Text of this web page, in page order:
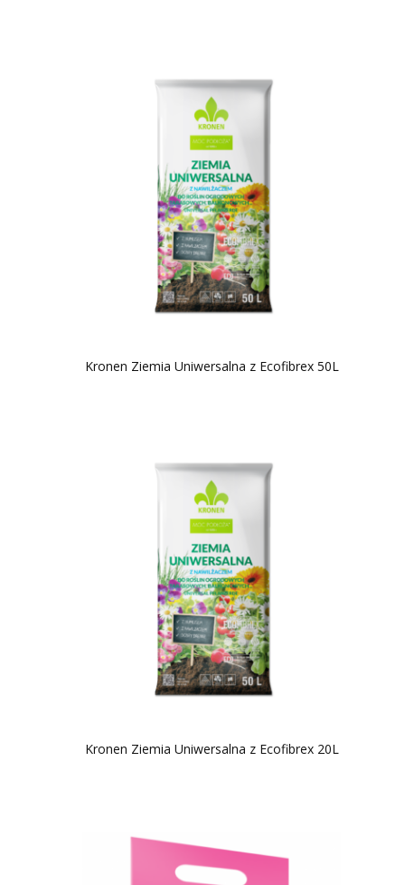
Kronen Ziemia Uniwersalna z Ecofibrex 50L
Kronen Ziemia Uniwersalna z Ecofibrex 20L